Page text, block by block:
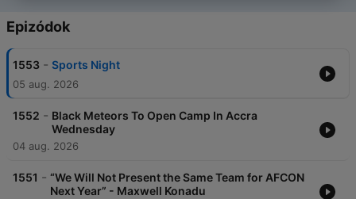
Epizódok
1553 - Sports Night
05 aug. 2026
1552 - Black Meteors To Open Camp In Accra
Wednesday
04 aug. 2026
1551 - “We Will Not Present the Same Team for AFCON
Next Year” - Maxwell Konadu